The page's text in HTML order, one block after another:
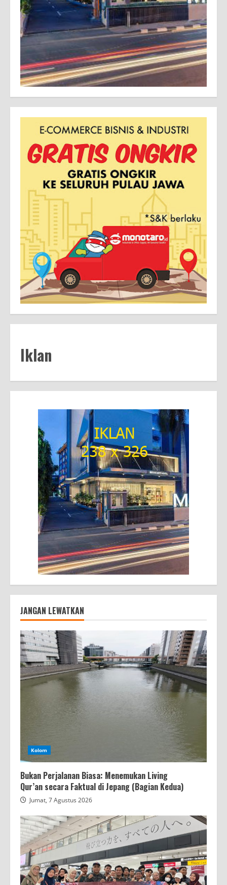
Iklan
JANGAN LEWATKAN
Kolom
Bukan Perjalanan Biasa: Menemukan Living
Qur’an secara Faktual di Jepang (Bagian Kedua)
Jumat, 7 Agustus 2026